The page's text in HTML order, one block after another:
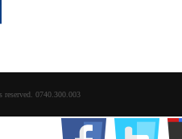
0740.300.003